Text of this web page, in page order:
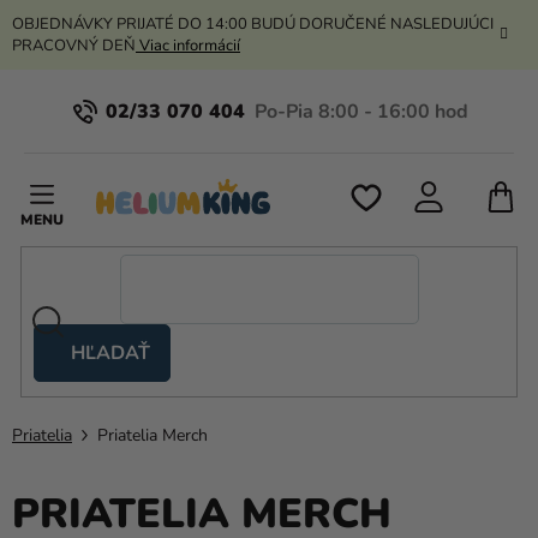
Prejsť
na
OBJEDNÁVKY PRIJATÉ DO 14:00 BUDÚ DORUČENÉ NASLEDUJÚCI
PRACOVNÝ DEŇ Viac informácií
02/33 070 404
HĽADAŤ
stany
Kanekalon
Hélium
a
Priatelia Priatelia Merch
PRIATELIA MERCH